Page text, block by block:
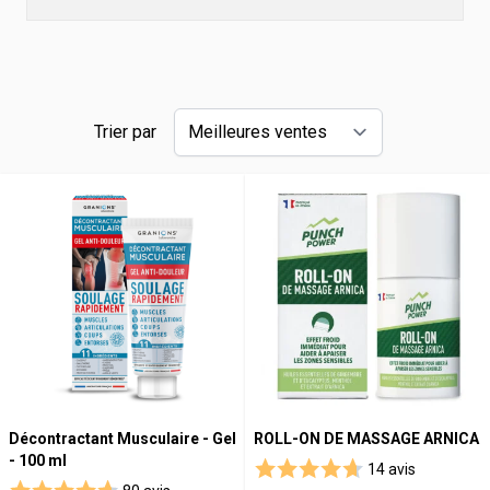
Trier par
Décontractant Musculaire - Gel
- 100 ml
ROLL-ON DE MASSAGE ARNICA
14 avis